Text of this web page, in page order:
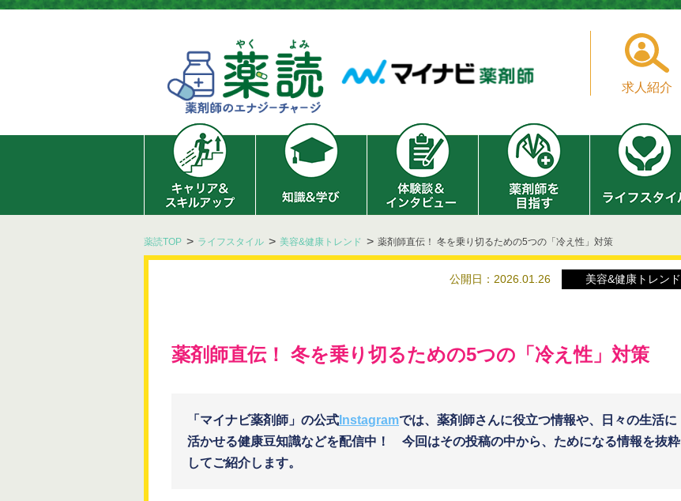
求人紹介
薬読TOP ライフスタイル 美容&健康トレンド 薬剤師直伝！ 冬を乗り切るための5つの「冷え性」対策
公開日：2026.01.26 美容&健康トレンド
薬剤師直伝！ 冬を乗り切るための5つの「冷え性」対策
「マイナビ薬剤師」の公式 Instagramでは、薬剤師さんに役立つ情報や、日々の生活に
活かせる健康豆知識などを配信中！ 今回はその投稿の中から、ためになる情報を抜粋
してご紹介します。